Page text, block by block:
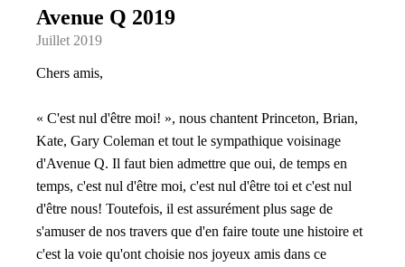
Avenue Q 2019
Juillet 2019
Chers amis,
« C'est nul d'être moi! », nous chantent Princeton, Brian,
Kate, Gary Coleman et tout le sympathique voisinage
d'Avenue Q. Il faut bien admettre que oui, de temps en
temps, c'est nul d'être moi, c'est nul d'être toi et c'est nul
d'être nous! Toutefois, il est assurément plus sage de
s'amuser de nos travers que d'en faire toute une histoire et
c'est la voie qu'ont choisie nos joyeux amis dans ce